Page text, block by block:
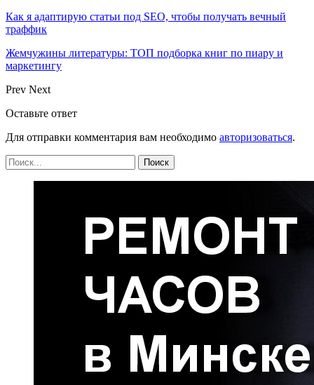
Как я адаптирую статьи под SEO, чтобы получать вечный
траффик
Жемчужины литературы: ТОП подборка книг по пиару и
маркетингу
Prev Next
Оставьте ответ
Для отправки комментария вам необходимо авторизоваться.